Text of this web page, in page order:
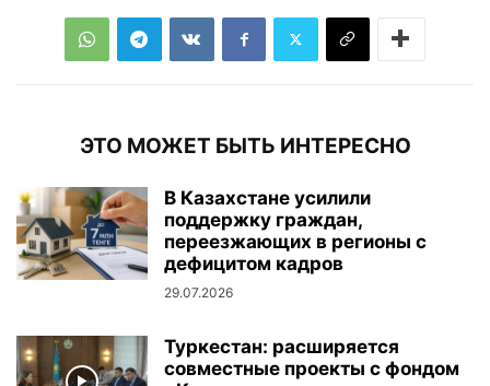
ЭТО МОЖЕТ БЫТЬ ИНТЕРЕСНО
В Казахстане усилили
поддержку граждан,
переезжающих в регионы с
дефицитом кадров
29.07.2026
Туркестан: расширяется
совместные проекты с фондом